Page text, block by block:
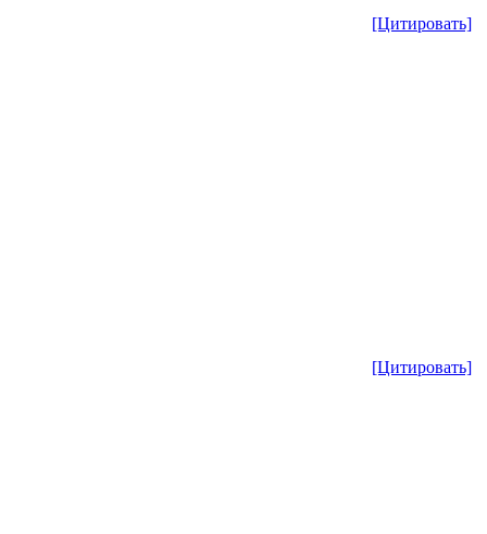
[Цитировать]
[Цитировать]